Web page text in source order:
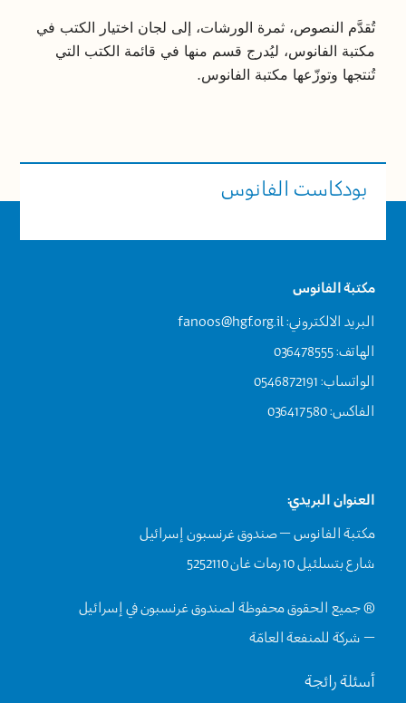
تُقدَّم النصوص، ثمرة الورشات، إلى لجان اختيار الكتب في
مكتبة الفانوس، ليُدرج قسم منها في قائمة الكتب التي
تُنتجها وتوزّعها مكتبة الفانوس.
بودكاست الفانوس
مكتبة الفانوس
البريد الالكتروني:fanoos@hgf.org.il
الهاتف: 036478555
الواتساب: 0546872191
الفاكس: 036417580
العنوان البريدي:
مكتبة الفانوس – صندوق غرنسبون إسرائيل
شارع بتسلئيل 10 رمات غان 5252110
® جميع الحقوق محفوظة لصندوق غرنسبون في إسرائيل
– شركة للمنفعة العامّة
أسئلة رائجة